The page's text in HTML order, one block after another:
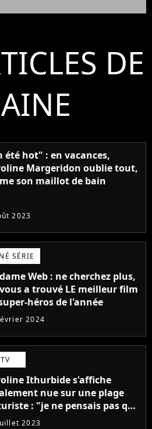
DE
été hot" : en vacances,
Margeridon oublie tout,
son maillot de bain
2023
SÉRIE
Web : ne cherchez plus,
a trouvé LE meilleur film
héros de l'année
2024
TV
Ithurbide s'affiche
nue sur une plage
: "je ne pensais pas que
à le faire..."
2023